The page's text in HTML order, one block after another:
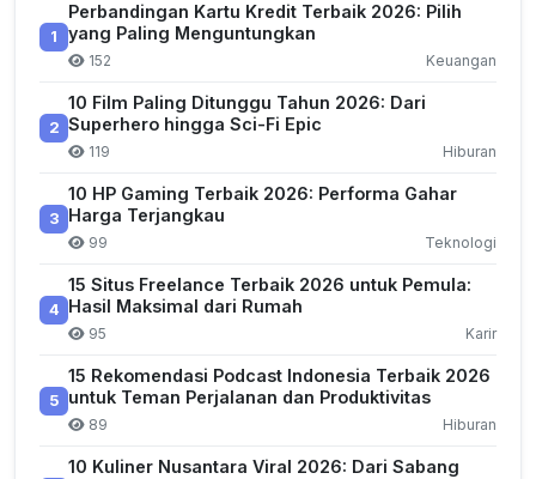
1
Perbandingan Kartu Kredit Terbaik 2026: Pilih
yang Paling Menguntungkan
152 Keuangan
2
10 Film Paling Ditunggu Tahun 2026: Dari
Superhero hingga Sci-Fi Epic
119 Hiburan
3
10 HP Gaming Terbaik 2026: Performa Gahar
Harga Terjangkau
99 Teknologi
4
15 Situs Freelance Terbaik 2026 untuk Pemula:
Hasil Maksimal dari Rumah
95 Karir
5
15 Rekomendasi Podcast Indonesia Terbaik 2026
untuk Teman Perjalanan dan Produktivitas
89 Hiburan
10 Kuliner Nusantara Viral 2026: Dari Sabang